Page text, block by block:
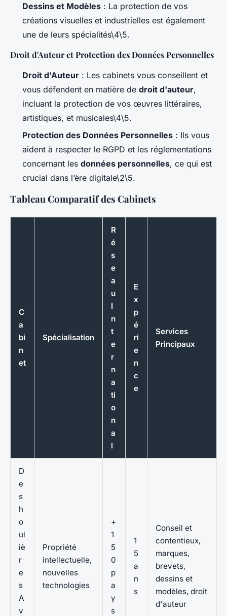
Dessins et Modèles : La protection de vos
créations visuelles et industrielles est également
une de leurs spécialités\4\5.
Droit d'Auteur et Protection des Données Personnelles
Droit d'Auteur : Les cabinets vous conseillent et
vous défendent en matière de droit d'auteur,
incluant la protection de vos œuvres littéraires,
artistiques, et musicales\4\5.
Protection des Données Personnelles : Ils vous
aident à respecter le RGPD et les réglementations
concernant les données personnelles, ce qui est
crucial dans l’ère digitale\2\5.
Tableau Comparatif des Cabinets
C
a
bi
n
et
Spécialisation
R
é
s
e
a
u
I
n
t
e
r
n
a
ti
o
n
a
l
E
x
p
é
ri
e
n
c
e
Services
Principaux
D
e
s
h
o
ul
iè
r
e
s
A
v
Propriété
intellectuelle,
nouvelles
technologies
+
1
5
0
p
a
y
s
1
5
a
n
s
Conseil et
contentieux,
marques,
brevets,
dessins et
modèles, droit
d'auteur